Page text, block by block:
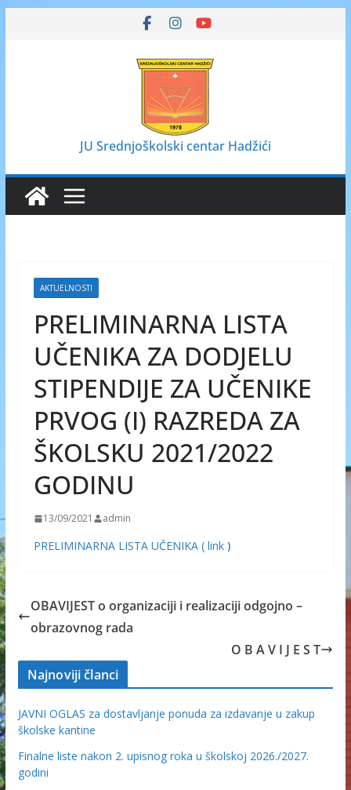
JU Srednjoškolski centar Hadžići
AKTUELNOSTI
PRELIMINARNA LISTA
UČENIKA ZA DODJELU
STIPENDIJE ZA UČENIKE
PRVOG (I) RAZREDA ZA
ŠKOLSKU 2021/2022
GODINU
13/09/2021 admin
PRELIMINARNA LISTA UČENIKA ( link )
OBAVIJEST o organizaciji i realizaciji odgojno –
obrazovnog rada
O B A V I J E S T
Najnoviji članci
JAVNI OGLAS za dostavljanje ponuda za izdavanje u zakup
školske kantine
Finalne liste nakon 2. upisnog roka u školskoj 2026./2027.
godini